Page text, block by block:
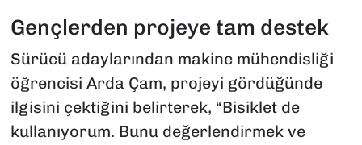
Gençlerden projeye tam destek
Sürücü adaylarından makine mühendisliği
öğrencisi Arda Çam, projeyi gördüğünde
ilgisini çektiğini belirterek, “Bisiklet de
kullanıyorum. Bunu değerlendirmek ve